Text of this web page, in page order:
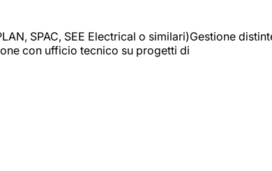
SPAC, SEE Electrical o similari)Gestione
con ufficio tecnico su progetti di